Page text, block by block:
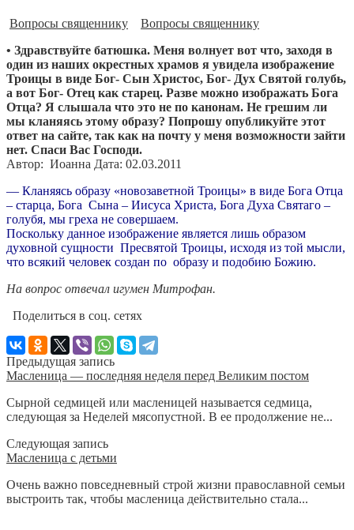
Вопросы священнику
Вопросы священнику
• Здравствуйте батюшка. Меня волнует вот что, заходя в
один из наших окрестных храмов я увидела изображение
Троицы в виде Бог- Сын Христос, Бог- Дух Святой голубь,
а вот Бог- Отец как старец. Разве можно изображать Бога
Отца? Я слышала что это не по канонам. Не грешим ли
мы кланяясь этому образу? Попрошу опубликуйте этот
ответ на сайте, так как на почту у меня возможности зайти
нет. Спаси Вас Господи.
Автор: Иоанна Дата: 02.03.2011
— Кланяясь образу «новозаветной Троицы» в виде Бога Отца
– старца, Бога Сына – Иисуса Христа, Бога Духа Святаго –
голубя, мы греха не совершаем.
Поскольку данное изображение является лишь образом
духовной сущности Пресвятой Троицы, исходя из той мысли,
что всякий человек создан по образу и подобию Божию.
На вопрос отвечал игумен Митрофан.
Поделиться в соц. сетях
Предыдущая запись
Масленица — последняя неделя перед Великим постом
Сырной седмицей или масленицей называется седмица,
следующая за Неделей мясопустной. В ее продолжение не...
Следующая запись
Масленица с детьми
Очень важно повседневный строй жизни православной семьи
выстроить так, чтобы масленица действительно стала...